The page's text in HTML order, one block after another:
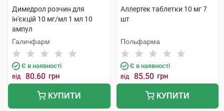
Димедрол розчин для
ін'єкцій 10 мг/мл 1 мл 10
ампул
Галичфарм
Є в наявності
від 80.60 грн
КУПИТИ
Аллертек таблетки 10 мг 7
шт
Польфарма
Є в наявності
від 85.50 грн
КУПИТИ